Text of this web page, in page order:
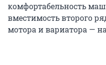
комфортабельность
вместимость второго
мотора и вариатора —